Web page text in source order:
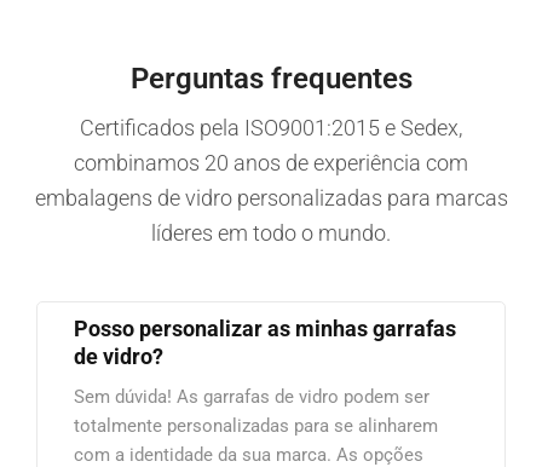
Perguntas frequentes
Certificados pela ISO9001:2015 e Sedex,
combinamos 20 anos de experiência com
embalagens de vidro personalizadas para marcas
líderes em todo o mundo.
Posso personalizar as minhas garrafas
de vidro?
Sem dúvida! As garrafas de vidro podem ser
totalmente personalizadas para se alinharem
com a identidade da sua marca. As opções